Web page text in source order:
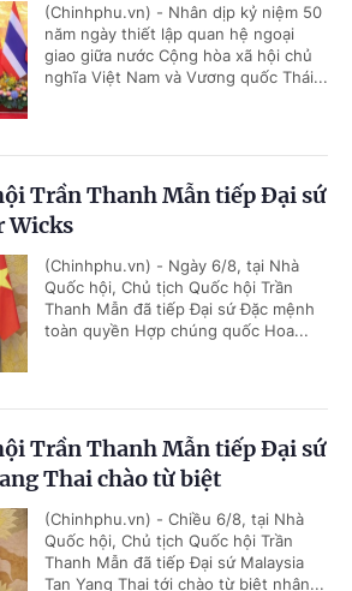
(Chinhphu.vn) - Nhân dịp kỷ niệm 50
năm ngày thiết lập quan hệ ngoại
giao giữa nước Cộng hòa xã hội chủ
nghĩa Việt Nam và Vương quốc Thái...
Trần Thanh Mẫn tiếp Đại sứ
Wicks
(Chinhphu.vn) - Ngày 6/8, tại Nhà
Quốc hội, Chủ tịch Quốc hội Trần
Thanh Mẫn đã tiếp Đại sứ Đặc mệnh
toàn quyền Hợp chúng quốc Hoa...
Trần Thanh Mẫn tiếp Đại sứ
Thai chào từ biệt
(Chinhphu.vn) - Chiều 6/8, tại Nhà
Quốc hội, Chủ tịch Quốc hội Trần
Thanh Mẫn đã tiếp Đại sứ Malaysia
Tan Yang Thai tới chào từ biệt nhân...